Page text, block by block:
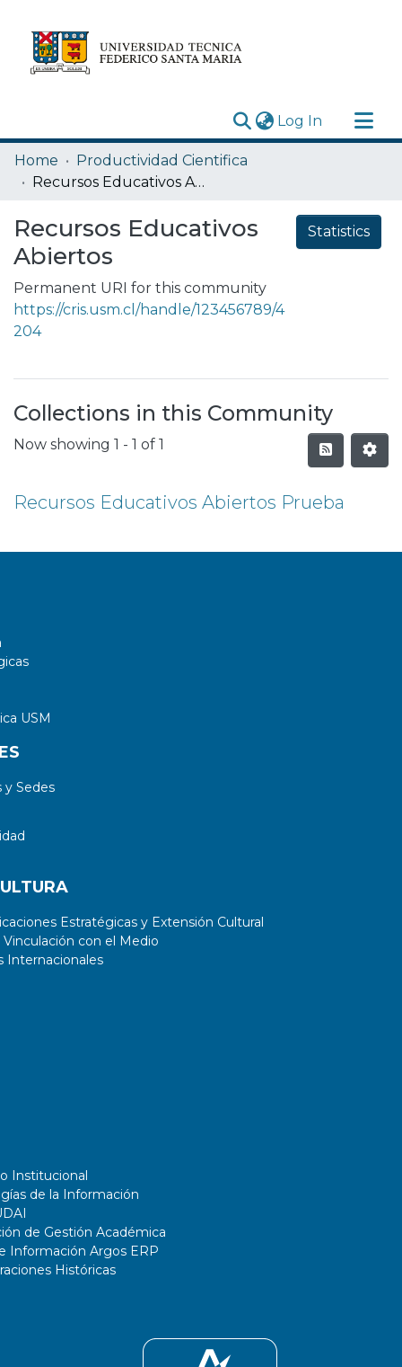
Log In (current)
Research Outputs
Statistics
Depósito
Home
Productividad Cientifica
Recursos Educativos Abiertos
Recursos Educativos
Abiertos
Permanent URI for this community
https://cris.usm.cl/handle/123456789/4
204
Statistics
Collections in this Community
Now showing 1 - 1 of 1
Recursos Educativos Abiertos Prueba
USM
Sedes
Estratégicas y Extensión Cultural
con el Medio
Internacionales
Institucional
de la Información
de Gestión Académica
Información Argos ERP
Históricas